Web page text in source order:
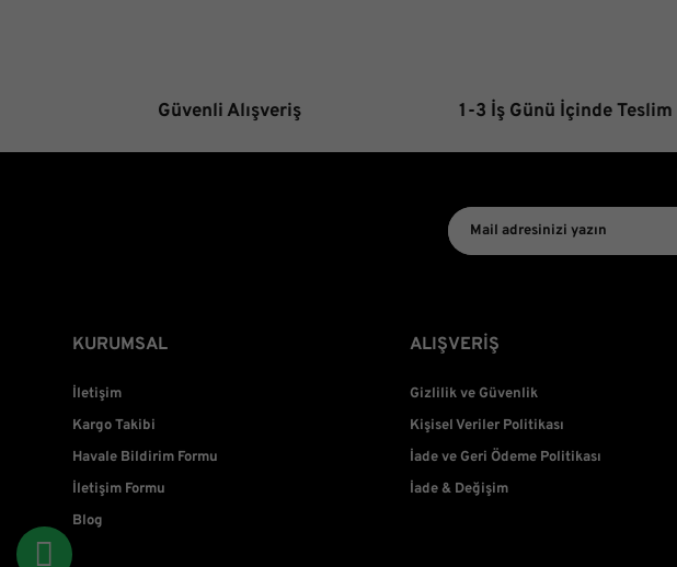
Güvenli Alışveriş 1-3 İş Günü İçinde Teslim
KURUMSAL
İletişim
Kargo Takibi
Havale Bildirim Formu
İletişim Formu
Blog
ALIŞVERİŞ
Gizlilik ve Güvenlik
Kişisel Veriler Politikası
İade ve Geri Ödeme Politikası
İade & Değişim